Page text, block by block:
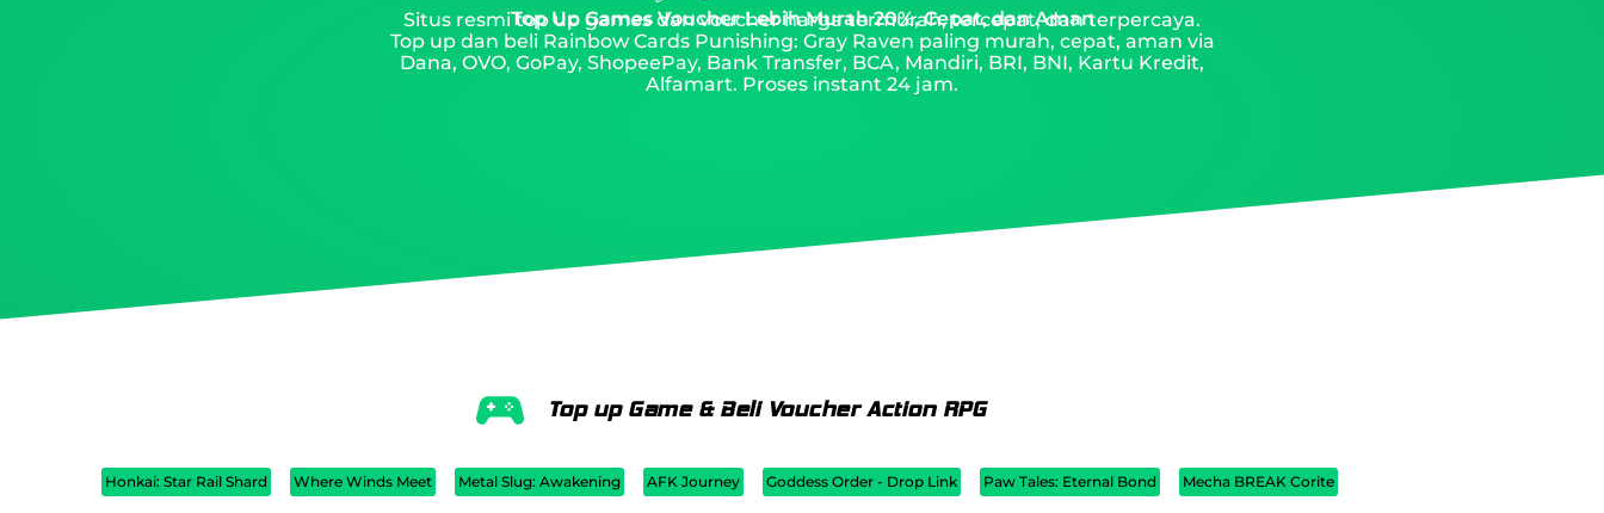
Top Up Games Voucher Lebih Murah 20%, Cepat, dan Aman
Situs resmi top up games dan voucher harga termurah, tercepat, dan terpercaya.
Top up dan beli Rainbow Cards Punishing: Gray Raven paling murah, cepat, aman via
Dana, OVO, GoPay, ShopeePay, Bank Transfer, BCA, Mandiri, BRI, BNI, Kartu Kredit,
Alfamart. Proses instant 24 jam.
Top up Game & Beli Voucher Action RPG
Honkai: Star Rail Shard Where Winds Meet Metal Slug: Awakening AFK Journey Goddess Order - Drop Link Paw Tales: Eternal Bond Mecha BREAK Corite